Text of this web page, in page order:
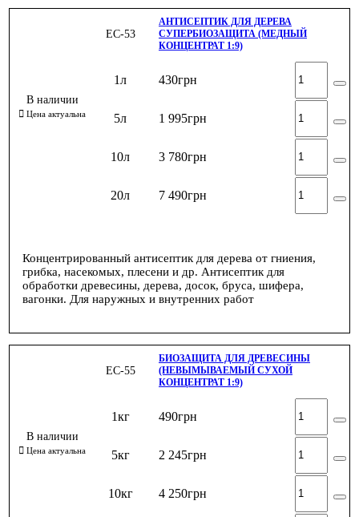
ЕС-53
АНТИСЕПТИК ДЛЯ ДЕРЕВА
СУПЕРБИОЗАЩИТА (МЕДНЫЙ
КОНЦЕНТРАТ 1:9)
1л 430грн
5л 1 995грн
10л 3 780грн
20л 7 490грн
Концентрированный антисептик для дерева от гниения,
грибка, насекомых, плесени и др. Антисептик для
обработки древесины, дерева, досок, бруса, шифера,
вагонки. Для наружных и внутренних работ
ЕС-55
БИОЗАЩИТА ДЛЯ ДРЕВЕСИНЫ
(НЕВЫМЫВАЕМЫЙ СУХОЙ
КОНЦЕНТРАТ 1:9)
1кг 490грн
5кг 2 245грн
10кг 4 250грн